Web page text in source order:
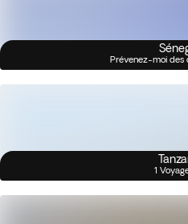
Prévenez-moi des
1